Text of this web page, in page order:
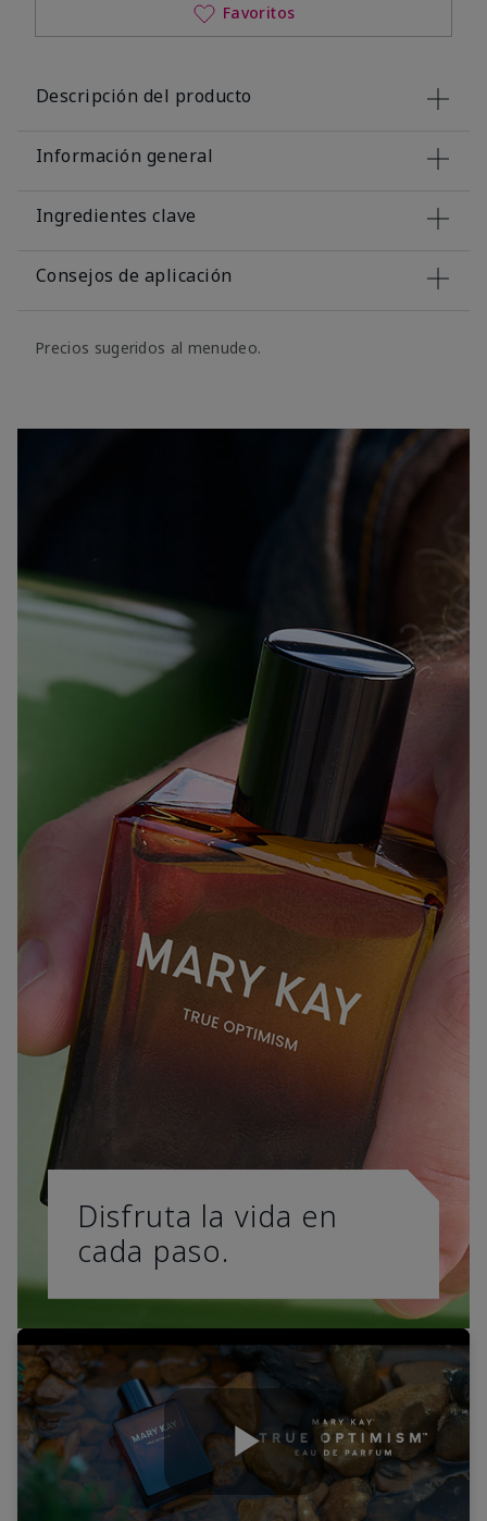
Favoritos
Descripción del producto
Información general
Ingredientes clave
Consejos de aplicación
Precios sugeridos al menudeo.
Disfruta la vida en
cada paso.
Play